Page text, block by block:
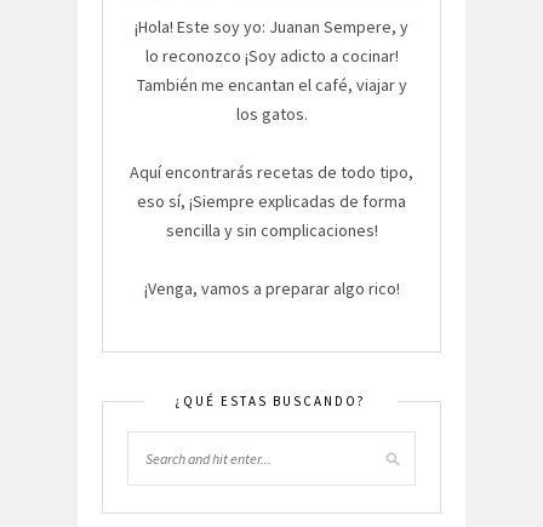
¡Hola! Este soy yo: Juanan Sempere, y
lo reconozco ¡Soy adicto a cocinar!
También me encantan el café, viajar y
los gatos.
Aquí encontrarás recetas de todo tipo,
eso sí, ¡Siempre explicadas de forma
sencilla y sin complicaciones!
¡Venga, vamos a preparar algo rico!
¿QUÉ ESTAS BUSCANDO?